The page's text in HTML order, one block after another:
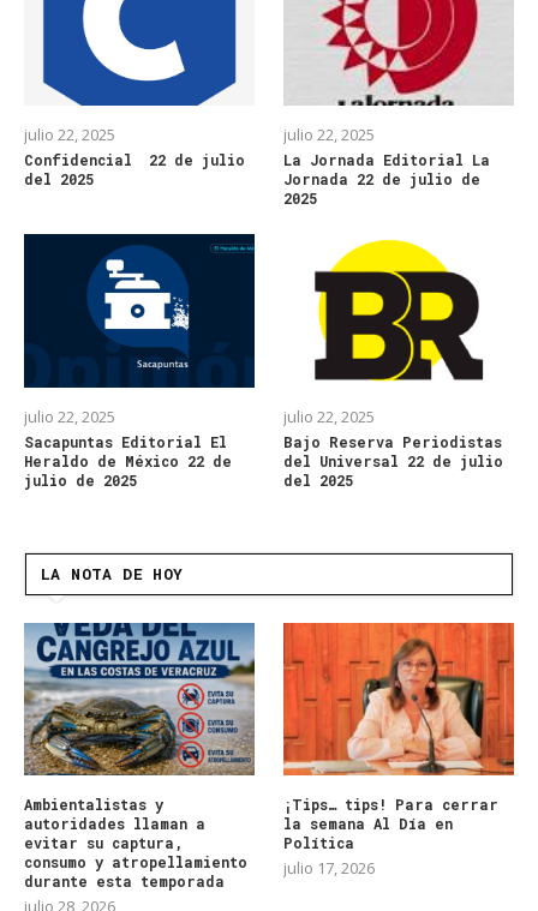
julio 22, 2025
Confidencial 22 de julio
del 2025
julio 22, 2025
La Jornada Editorial La
Jornada 22 de julio de
2025
julio 22, 2025
Sacapuntas Editorial El
Heraldo de México 22 de
julio de 2025
julio 22, 2025
Bajo Reserva Periodistas
del Universal 22 de julio
del 2025
LA NOTA DE HOY
Ambientalistas y
autoridades llaman a
evitar su captura,
consumo y atropellamiento
durante esta temporada
julio 28, 2026
¡Tips… tips! Para cerrar
la semana Al Día en
Política
julio 17, 2026